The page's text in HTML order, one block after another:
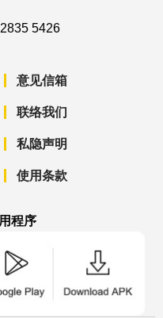
5426
意见信箱
联络我们
私隐声明
使用条款
程序